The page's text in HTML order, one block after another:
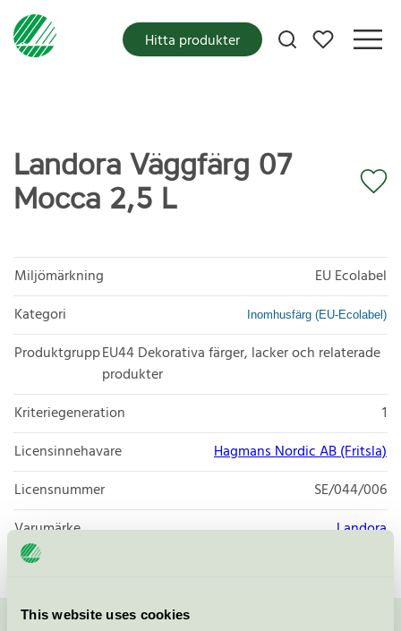
This website uses cookies
Mina favoriter
Hitta produkter
Landora Väggfärg 07
Mocca 2,5 L
Miljömärkning
EU Ecolabel
Kategori
Inomhusfärg (EU-Ecolabel)
ProduktgruppEU44 Dekorativa färger, lacker och relaterade
produkter
Kriteriegeneration
1
Licensinnehavare
Hagmans Nordic AB (Fritsla)
Licensnummer
SE/044/006
Varumärke
Landora